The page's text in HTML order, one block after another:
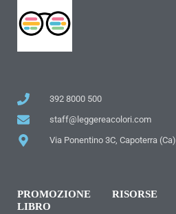
392 8000 500
staff@leggereacolori.com
Via Ponentino 3C, Capoterra (Ca)
PROMOZIONE
LIBRO
RISORSE